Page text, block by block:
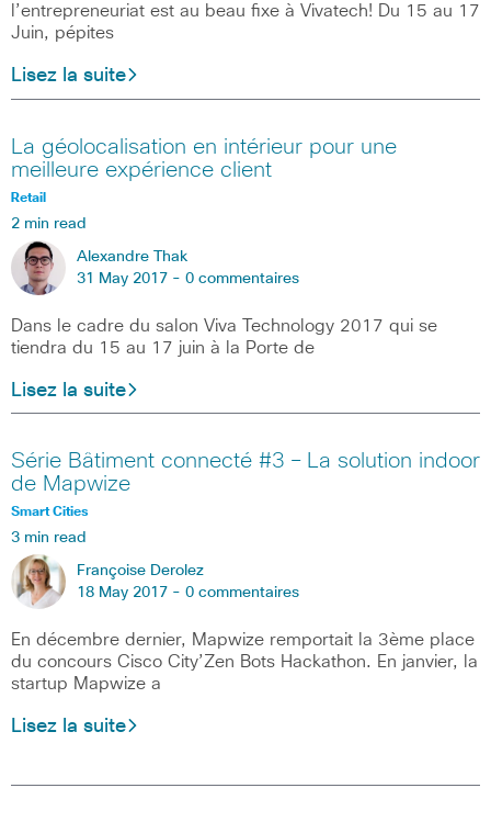
l’entrepreneuriat est au beau fixe à Vivatech! Du 15 au 17
Juin, pépites
Lisez la suite
La géolocalisation en intérieur pour une
meilleure expérience client
Retail
2 min read
Alexandre Thak
31 May 2017 - 0 commentaires
Dans le cadre du salon Viva Technology 2017 qui se
tiendra du 15 au 17 juin à la Porte de
Lisez la suite
Série Bâtiment connecté #3 – La solution indoor
de Mapwize
Smart Cities
3 min read
Françoise Derolez
18 May 2017 - 0 commentaires
En décembre dernier, Mapwize remportait la 3ème place
du concours Cisco City’Zen Bots Hackathon. En janvier, la
startup Mapwize a
Lisez la suite